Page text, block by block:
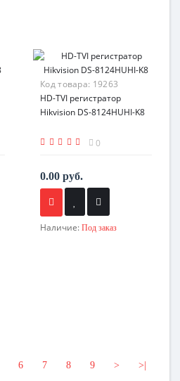
Код товара: 19263
HD-TVI регистратор
Hikvision DS-8124HUHI-K8
0
0.00 руб.
Наличие: Под заказ
6 7 8 9 > >|